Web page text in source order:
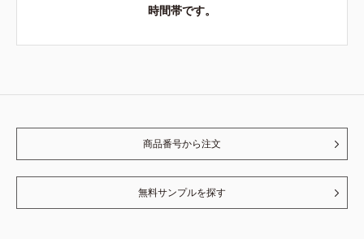
時間帯です。
商品番号から注文
無料サンプルを探す